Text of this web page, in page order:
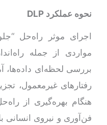
نحوه عملکرد DLP
اجرای موثر راه‌حل
مواردی از جمله
بررسی لحظه‌ای داده‌ها،
رفتارهای غیرمعمول،
فن‌آوری و نیروی انسانی